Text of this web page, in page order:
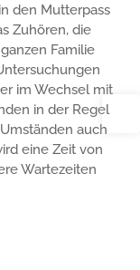
den Mutterpass
Zuhören, die
Familie
im Wechsel mit
in der Regel
auch
eine Zeit von
Wartezeiten